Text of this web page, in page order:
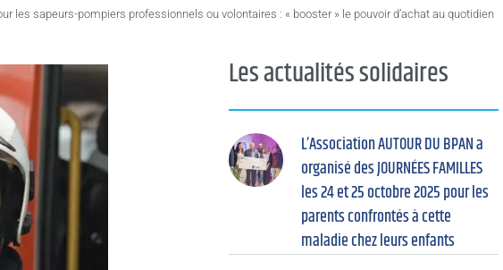
les sapeurs-pompiers professionnels ou volontaires : « booster » le pouvoir d’achat au quotidien
Les actualités solidaires
L’Association AUTOUR DU BPAN a
organisé des JOURNÉES FAMILLES
les 24 et 25 octobre 2025 pour les
parents confrontés à cette
maladie chez leurs enfants